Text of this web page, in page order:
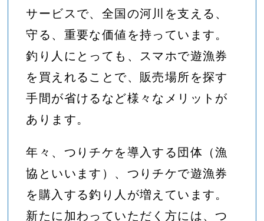
サービスで、全国の河川を支える、
守る、重要な価値を持っています。
釣り人にとっても、スマホで遊漁券
を買えれることで、販売場所を探す
手間が省けるなど様々なメリットが
あります。
年々、つりチケを導入する団体（漁
協といいます）、つりチケで遊漁券
を購入する釣り人が増えています。
新たに加わっていただく方には、つ